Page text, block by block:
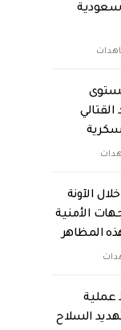
مستوى
القتالي
الآونة
الأمنية
المظاهر
عملية
السلاح